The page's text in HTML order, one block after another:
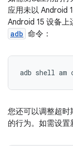
应用未以 Android
Android 15 设备
adb 命令：
adb shell am
您还可以调整超
的行为。如需设